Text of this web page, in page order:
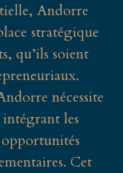
Andorre
stratégique
qu’ils soient
nécessite
les
Cet